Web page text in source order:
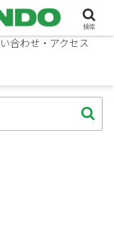
ニュース
合わせ・アクセス
検索